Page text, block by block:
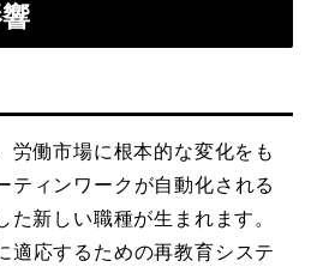
労働市場に根本的な変化をも
ティンワークが自動化される
新しい職種が生まれます。
適応するための再教育システ